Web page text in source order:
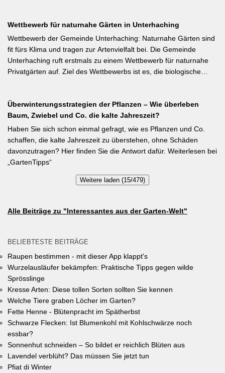
Weiterlesen bei meine-ernte.de Kurzfassung: Bis Mitte Juni ist die
Aussaat von Stangenbohnen direkt ins Freiland noch problemlos
möglich. Samen über Nacht wässern, 5–6 cm tief setzen,
Pflanzabstand 50 cm. Als Mittelzehrer brauchen Stangenbohnen
im Gegensatz zu Buschbohnen eine moderierte Düngung
der Luft binden – Vorfrucht-Wirkung für das nächste Gartenjahr.
Wettbewerb für naturnahe Gärten in Unterhaching
Wettbewerb der Gemeinde Unterhaching: Naturnahe Gärten sind
fit fürs Klima und tragen zur Artenvielfalt bei. Die Gemeinde
Unterhaching ruft erstmals zu einem Wettbewerb für naturnahe
Privatgärten auf. Ziel des Wettbewerbs ist es, die biologische
Verbesserung des Ortsklimas zu leisten. Warum? Entsiegelte
Flächen helfen… Hitze zu reduzieren Regenwasser besser zu
speichern und das Wohnumfeld insgesamt lebenswerter zu
gestalten. Insgesamt drei Gärten werden prämiert. Insgesamt drei
gleichwertige Sieger werden durch eine Expertenjury, bestehend
aus Vertretern der Gemeinde Unterhaching sowie des
gewinnen gibt es jeweils einen Gutschein von Pflanzen-Kölle
das Anmeldeformular siehe auf den Seiten der Gemeinde
Überwinterungsstrategien der Pflanzen – Wie überleben
Baum, Zwiebel und Co. die kalte Jahreszeit?
Haben Sie sich schon einmal gefragt, wie es Pflanzen und Co.
schaffen, die kalte Jahreszeit zu überstehen, ohne Schäden
davonzutragen? Hier finden Sie die Antwort dafür. Weiterlesen bei
„GartenTipps“
Weitere laden (15/479)
Alle Beiträge zu "Interessantes aus der Garten-Welt"
BELIEBTESTE BEITRÄGE
Raupen bestimmen - mit dieser App klappt's
Wurzelausläufer bekämpfen: Praktische Tipps gegen wilde
Sprösslinge
Kresse Arten: Diese tollen Sorten sollten Sie kennen
Welche Tiere graben Löcher im Garten?
Fette Henne - Blütenpracht im Spätherbst
Schwarze Flecken: Ist Blumenkohl mit Kohlschwärze noch
essbar?
Sonnenhut schneiden – So bildet er reichlich Blüten aus
Lavendel verblüht? Das müssen Sie jetzt tun
Pfiat di Winter